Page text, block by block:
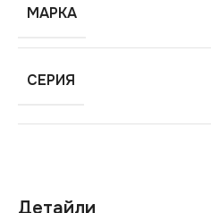
Детайли
МАРКА
СЕРИЯ